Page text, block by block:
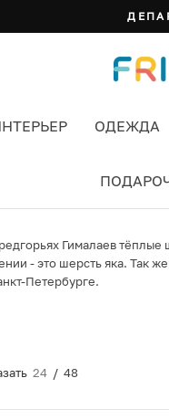
ОДЕЖДА
Гималаев
- это шерсть яка. Так
Петербурге.
24 / 48